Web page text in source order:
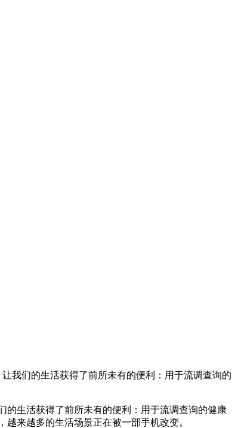
们的生活获得了前所未有的便利：用于流调查询的
生活获得了前所未有的便利：用于流调查询的健康
来越多的生活场景正在被一部手机改变。